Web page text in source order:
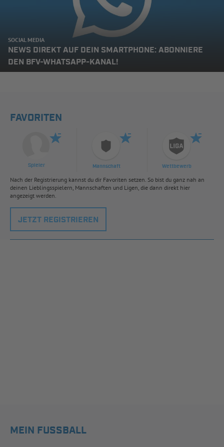
SOCIAL MEDIA
NEWS DIREKT AUF DEIN SMARTPHONE: ABONNIERE
DEN BFV-WHATSAPP-KANAL!
FAVORITEN
Spieler Mannschaft Wettbewerb
Nach der Registrierung kannst du dir Favoriten setzen. So bist du ganz nah an
deinen Lieblingsspielern, Mannschaften und Ligen, die dann direkt hier
angezeigt werden.
JETZT REGISTRIEREN
MEIN FUSSBALL